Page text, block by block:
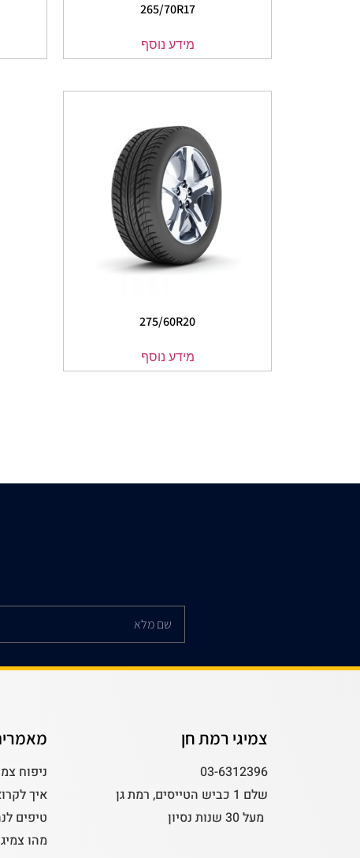
265/70R17
מידע נוסף
275/60R20
מידע נוסף
צמיגי רמת חן
03-6312396
שלם 1 כביש הטייסים, רמת גן
מעל 30 שנות נסיון
ניפוח
איך
טיפים
מהו